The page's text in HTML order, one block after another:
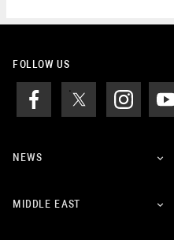
FOLLOW US
NEWS
MIDDLE EAST